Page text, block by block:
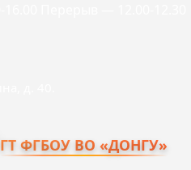
ГТ ФГБОУ ВО «ДОНГУ»